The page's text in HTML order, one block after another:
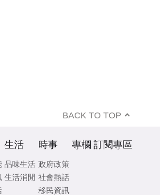
BACK TO TOP
生活
品味生活
生活消閒
時事
政府政策
社會熱話
移民資訊
專欄 訂閱專區